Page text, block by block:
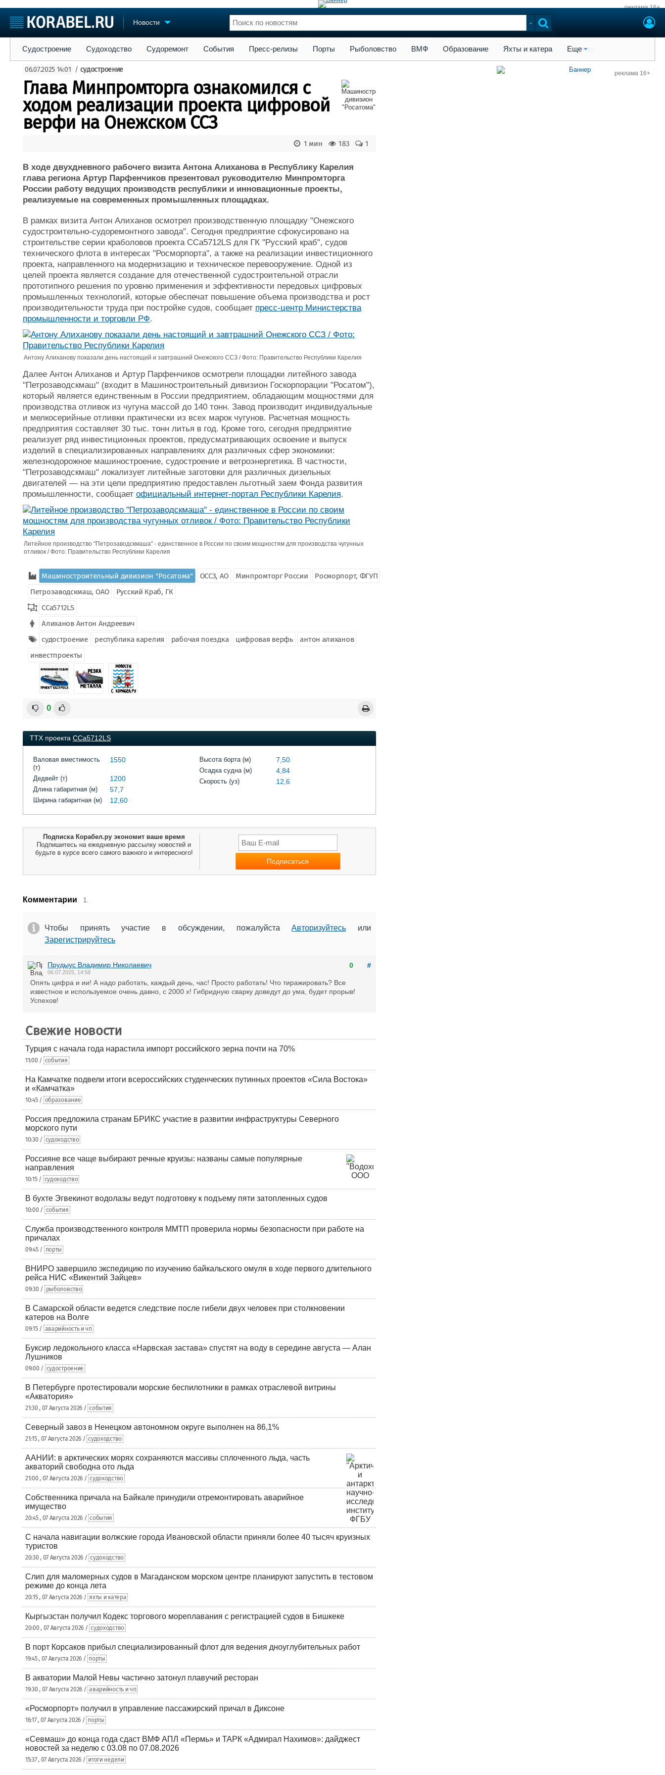
реклама 16+
Новости
Судостроение
Пульс
Новости
Репутация
Работа
Торговая площадка
Доска объявлений
Продажа флота
Оборудование
Изделия
Материалы
Конференции
Личности
Флот
Форум
Отзывы
Все службы
Судостроение Судоходство Судоремонт События Пресс-релизы Порты Рыболовство ВМФ Образование Яхты и катера Еще
06.07.2025 14:01 / судостроение
Глава Минпромторга ознакомился с
ходом реализации проекта цифровой
верфи на Онежском ССЗ
1
183
1 мин
В ходе двухдневного рабочего визита Антона Алиханова в Республику Карелия
глава региона Артур Парфенчиков презентовал руководителю Минпромторга
России работу ведущих производств республики и инновационные проекты,
реализуемые на современных промышленных площадках.
В рамках визита Антон Алиханов осмотрел производственную площадку "Онежского
судостроительно-судоремонтного завода". Сегодня предприятие сфокусировано на
строительстве серии краболовов проекта CCa5712LS для ГК "Русский краб", судов
технического флота в интересах "Росморпорта", а также на реализации инвестиционного
проекта, направленного на модернизацию и техническое перевооружение. Одной из
целей проекта является создание для отечественной судостроительной отрасли
прототипного решения по уровню применения и эффективности передовых цифровых
промышленных технологий, которые обеспечат повышение объема производства и рост
производительности труда при постройке судов, сообщает пресс-центр Министерства
промышленности и торговли РФ.
Антону Алиханову показали день настоящий и завтрашний Онежского ССЗ / Фото: Правительство Республики Карелия
Далее Антон Алиханов и Артур Парфенчиков осмотрели площадки литейного завода
"Петрозаводскмаш" (входит в Машиностроительный дивизион Госкорпорации "Росатом"),
который является единственным в России предприятием, обладающим мощностями для
производства отливок из чугуна массой до 140 тонн. Завод производит индивидуальные
и мелкосерийные отливки практически из всех марок чугунов. Расчетная мощность
предприятия составляет 30 тыс. тонн литья в год. Кроме того, сегодня предприятие
реализует ряд инвестиционных проектов, предусматривающих освоение и выпуск
изделий в специализированных направлениях для различных сфер экономики:
железнодорожное машиностроение, судостроение и ветроэнергетика. В частности,
"Петрозаводскмаш" локализует литейные заготовки для различных дизельных
двигателей — на эти цели предприятию предоставлен льготный заем Фонда развития
промышленности, сообщает официальный интернет-портал Республики Карелия.
Литейное производство "Петрозаводскмаша" - единственное в России по своим мощностям для производства чугунных
отливок / Фото: Правительство Республики Карелия
Машиностроительный дивизион "Росатома" ОССЗ, АО Минпромторг России
Росморпорт, ФГУП
Петрозаводскмаш, ОАО
Русский Краб, ГК
CCa5712LS
Алиханов Антон Андреевич
судостроение
республика карелия рабочая поездка цифровая верфь
антон алиханов
инвестпроекты
0
ТТХ проекта CCa5712LS
Валовая вместимость
(т)
1550
Дедвейт (т) 1200
Длина габаритная (м) 57,7
Ширина габаритная (м) 12,60
Высота борта (м) 7,50
Осадка судна (м) 4,84
Скорость (уз) 12,6
Подписка Корабел.ру экономит ваше время
Подпишитесь на ежедневную рассылку новостей и
будьте в курсе всего самого важного и интересного!
Комментарии 1.
Чтобы принять участие в обсуждении, пожалуйстаАвторизуйтесь или
Зарегистрируйтесь
0 #
Прудыус Владимир Николаевич
06.07.2025, 14:58
Опять цифра и ии! А надо работать, каждый день, час! Просто работать! Что тиражировать? Все
известное и используемое очень давно, с 2000 х! Гибридную сварку доведут до ума, будет прорыв!
Успехов!
Свежие новости
Турция с начала года нарастила импорт российского зерна почти на 70%
11:00 / события
На Камчатке подвели итоги всероссийских студенческих путинных проектов «Сила Востока»
и «Камчатка»
10:45 / образование
Россия предложила странам БРИКС участие в развитии инфраструктуры Северного
морского пути
10:30 / судоходство
Россияне все чаще выбирают речные круизы: названы самые популярные
направления
10:15 / судоходство
В бухте Эгвекинот водолазы ведут подготовку к подъему пяти затопленных судов
10:00 / события
Служба производственного контроля ММТП проверила нормы безопасности при работе на
причалах
09:45 / порты
ВНИРО завершило экспедицию по изучению байкальского омуля в ходе первого длительного
рейса НИС «Викентий Зайцев»
09:30 / рыболовство
В Самарской области ведется следствие после гибели двух человек при столкновении
катеров на Волге
09:15 / аварийность и чп
Буксир ледокольного класса «Нарвская застава» спустят на воду в середине августа — Алан
Лушников
09:00 / судостроение
В Петербурге протестировали морские беспилотники в рамках отраслевой витрины
«Акватория»
21:30 , 07 Августа 2026 / события
Северный завоз в Ненецком автономном округе выполнен на 86,1%
21:15 , 07 Августа 2026 / судоходство
ААНИИ: в арктических морях сохраняются массивы сплоченного льда, часть
акваторий свободна ото льда
21:00 , 07 Августа 2026 / судоходство
Собственника причала на Байкале принудили отремонтировать аварийное
имущество
20:45 , 07 Августа 2026 / события
С начала навигации волжские города Ивановской области приняли более 40 тысяч круизных
туристов
20:30 , 07 Августа 2026 / судоходство
Слип для маломерных судов в Магаданском морском центре планируют запустить в тестовом
режиме до конца лета
20:15 , 07 Августа 2026 / яхты и катера
Кыргызстан получил Кодекс торгового мореплавания с регистрацией судов в Бишкеке
20:00 , 07 Августа 2026 / судоходство
В порт Корсаков прибыл специализированный флот для ведения дноуглубительных работ
19:45 , 07 Августа 2026 / порты
В акватории Малой Невы частично затонул плавучий ресторан
19:30 , 07 Августа 2026 / аварийность и чп
«Росморпорт» получил в управление пассажирский причал в Диксоне
16:17 , 07 Августа 2026 / порты
«Севмаш» до конца года сдаст ВМФ АПЛ «Пермь» и ТАРК «Адмирал Нахимов»: дайджест
новостей за неделю с 03.08 по 07.08.2026
15:37 , 07 Августа 2026 / итоги недели
реклама 16+